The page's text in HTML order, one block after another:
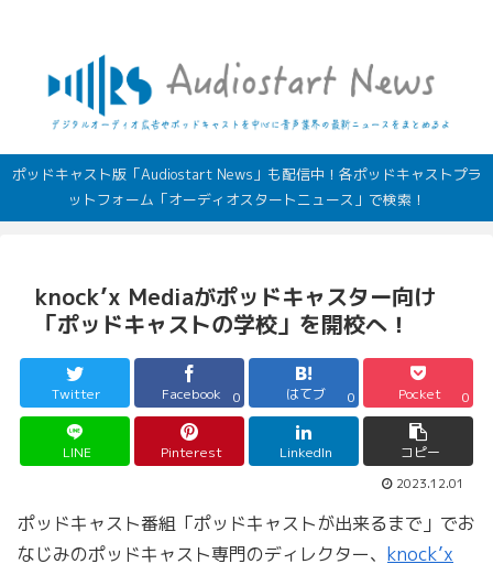
ポッドキャスト版「Audiostart News」も配信中！各ポッドキャストプラ
ットフォーム「オーディオスタートニュース」で検索！
knock’x Mediaがポッドキャスター向け
「ポッドキャストの学校」を開校へ！
Twitter Facebook 0 はてブ 0 Pocket 0
LINE Pinterest LinkedIn コピー
2023.12.01
ポッドキャスト番組「ポッドキャストが出来るまで」でお
なじみのポッドキャスト専門のディレクター、 knock’x